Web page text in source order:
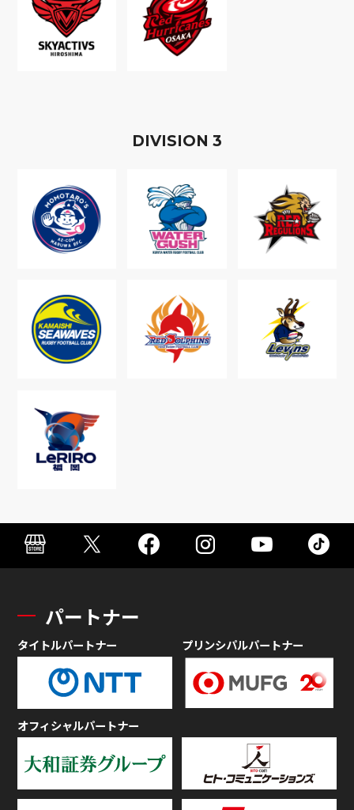
DIVISION 3
パートナー
タイトルパートナー プリンシパルパートナー
オフィシャルパートナー